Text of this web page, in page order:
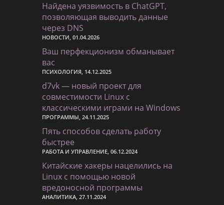
Найдена уязвимость в ChatGPT,
позволяющая выводить данные
через DNS
НОВОСТИ, 01.04.2026
Ваш перфекционизм обманывает
вас
ПСИХОЛОГИЯ, 14.12.2025
d7vk — новый проект для
совместимости Linux с
классическими играми на Windows
ПРОГРАММЫ, 24.11.2025
Пять способов сделать работу
быстрее
РАБОТА И УПРАВЛЕНИЕ, 06.12.2024
Китайские хакеры нацелились на
Linux с помощью новой
вредоносной программы
АНАЛИТИКА, 27.11.2024